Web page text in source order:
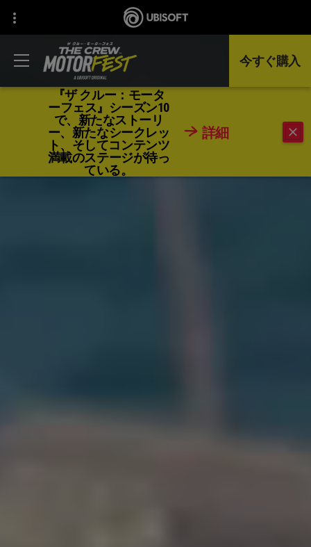
『ザ クルー：モータ
ーフェス』シーズン10
で、新たなストーリ
ー、新たなシークレッ
ト、そしてコンテンツ
満載のステージが待っ
ている。
詳細
今すぐ購入